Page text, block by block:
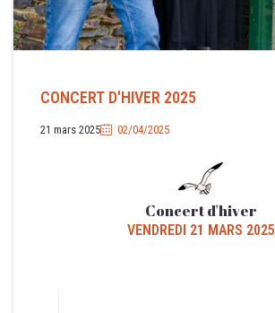
CONCERT D'HIVER 2025
21 mars 2025 02/04/2025
Concert d'hiver
VENDREDI 21 MARS 2025
04/2025
Concert
d'hiver
VENDREDI 21 MARS 2025